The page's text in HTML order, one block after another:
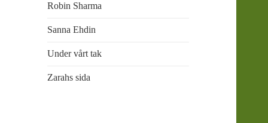
Robin Sharma
Sanna Ehdin
Under vårt tak
Zarahs sida